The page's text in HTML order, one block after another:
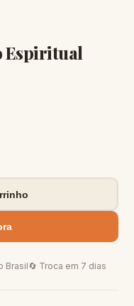
Espiritual
Brasil🔄 Troca em 7 dias